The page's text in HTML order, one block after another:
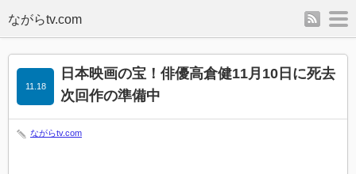
rss
日本映画の宝！俳優高倉健11月10日に死去
次回作の準備中
11.18
ながらtv.com